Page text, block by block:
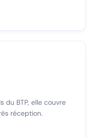
du BTP, elle couvre
réception.